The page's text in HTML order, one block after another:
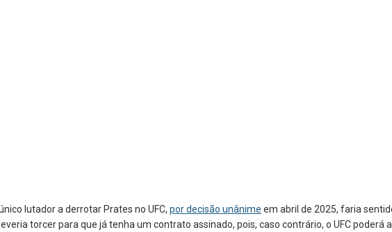
lutador a derrotar Prates no UFC, por decisão unânime em abril de 2025, faria
torcer para que já tenha um contrato assinado, pois, caso contrário, o UFC poderá